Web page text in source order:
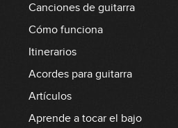
Canciones de guitarra
Cómo funciona
Itinerarios
Acordes para guitarra
Artículos
Aprende a tocar el bajo